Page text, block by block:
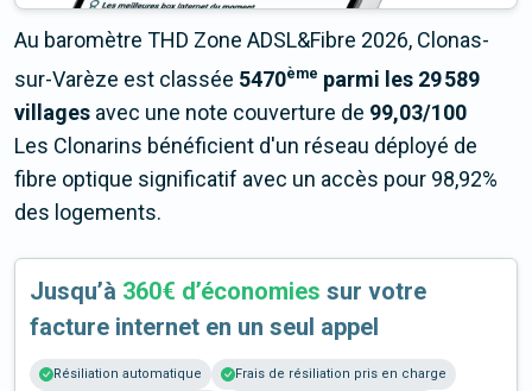
Au baromètre THD Zone ADSL&Fibre 2026, Clonas-
sur-Varèze est classée 5470ème parmi les 29 589
villages avec une note couverture de 99,03/100
Les Clonarins bénéficient d'un réseau déployé de
fibre optique significatif avec un accès pour 98,92%
des logements.
Jusqu’à 360€ d’économies sur votre
facture internet en un seul appel
Résiliation automatique
Frais de résiliation pris en charge